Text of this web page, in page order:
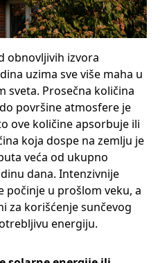
obnovljivih izvora
uzima sve više maha u
Prosečna količina
površine atmosfere je
ove količine apsorbuje ili
koja dospe na zemlju je
veća od ukupno
dana. Intenzivnije
počinje u prošlom veku, a
za korišćenje sunčevog
energiju.